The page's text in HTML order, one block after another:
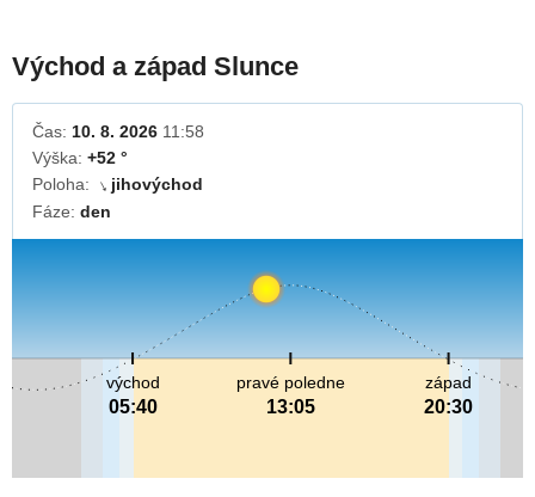
Východ a západ Slunce
Čas: 10. 8. 2026 11:58
Výška: +52 °
Poloha:
↓ jihovýchod
Fáze: den
pravé poledne
13:05
východ
05:40
západ
20:30